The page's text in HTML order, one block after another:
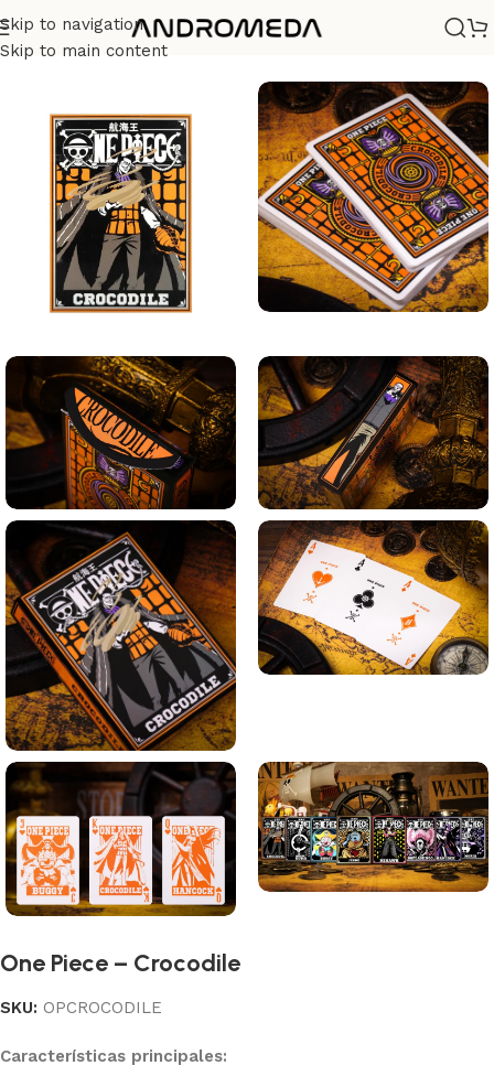
Skip to navigation
Skip to main content
Casa/ Barajas/Diseño
One Piece – Crocodile
SKU: OPCROCODILE
Características principales: